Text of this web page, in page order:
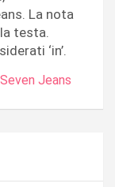
La nota
testa.
‘in’.
Seven Jeans